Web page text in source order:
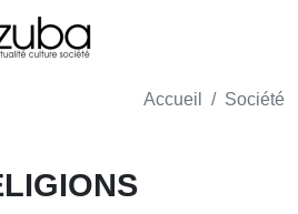
Accueil Société